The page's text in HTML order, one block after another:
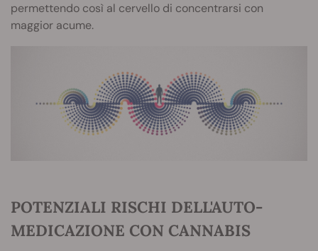
permettendo così al cervello di concentrarsi con
maggior acume.
POTENZIALI RISCHI DELL'AUTO-
MEDICAZIONE CON CANNABIS